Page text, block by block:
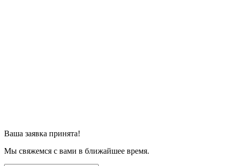
Ваша заявка принята!
Мы свяжемся с вами в ближайшее время.